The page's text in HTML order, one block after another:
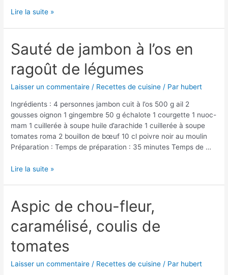
Gratin
poisson
Lire la suite »
Sauté de jambon à l’os en
ragoût de légumes
Laisser un commentaire / Recettes de cuisine / Par hubert
Ingrédients : 4 personnes jambon cuit à l’os 500 g ail 2
gousses oignon 1 gingembre 50 g échalote 1 courgette 1 nuoc-
mam 1 cuillerée à soupe huile d’arachide 1 cuillerée à soupe
tomates roma 2 bouillon de bœuf 10 cl poivre noir au moulin
Préparation : Temps de préparation : 35 minutes Temps de …
Sauté
à
l’os
en
ragoût
de
légumes
Lire la suite »
Aspic de chou-fleur,
caramélisé, coulis de
tomates
Laisser un commentaire / Recettes de cuisine / Par hubert